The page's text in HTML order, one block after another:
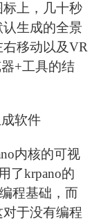
上，几十秒
生成的全景
移动以及VR
+工具的结
软件
内核的可视
了krpano的
程基础，而
于没有编程